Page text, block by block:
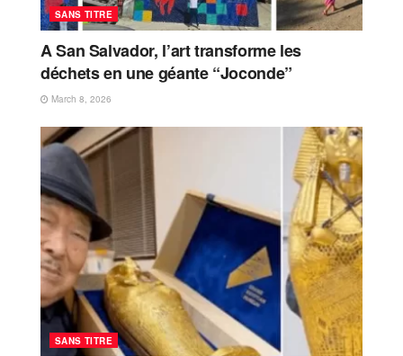
SANS TITRE
A San Salvador, l’art transforme les
déchets en une géante “Joconde”
March 8, 2026
SANS TITRE